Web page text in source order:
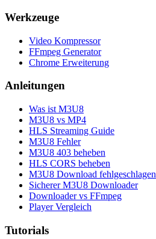
Werkzeuge
Video Kompressor
FFmpeg Generator
Chrome Erweiterung
Anleitungen
Was ist M3U8
M3U8 vs MP4
HLS Streaming Guide
M3U8 Fehler
M3U8 403 beheben
HLS CORS beheben
M3U8 Download fehlgeschlagen
Sicherer M3U8 Downloader
Downloader vs FFmpeg
Player Vergleich
Tutorials